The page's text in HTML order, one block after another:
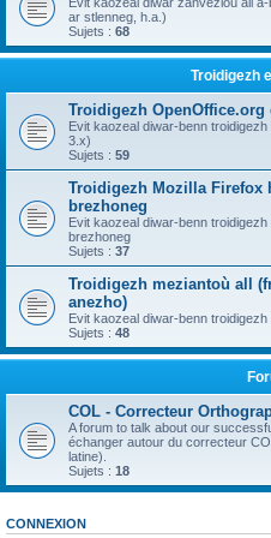
ar stlenneg, h.a.)
Sujets : 68
Troidigezh
Troidigezh OpenOffice.org
Evit kaozeal diwar-benn
3.x)
Sujets : 59
Troidigezh Mozilla Firefox
brezhoneg
Evit kaozeal diwar-benn
brezhoneg
Sujets : 37
Troidigezh meziantoù all
anezho)
Evit kaozeal diwar-benn
Sujets : 48
COL - Correcteur
A forum to talk about our
échanger autour du correcteur
latine).
Sujets : 18
CONNEXION